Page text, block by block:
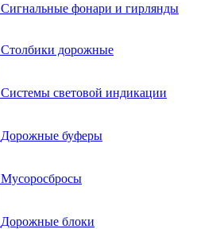
Сигнальные фонари и гирлянды
Столбики дорожные
Системы световой индикации
Дорожные буферы
Мусоросбросы
Дорожные блоки